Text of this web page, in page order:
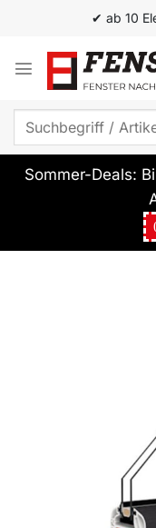
springen
✔ ab 10
Suchen
Sommer-Deals: